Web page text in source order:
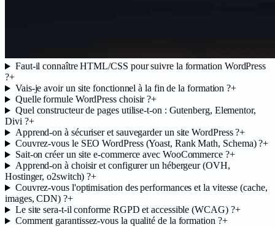
Faut-il connaître HTML/CSS pour suivre la formation WordPress
?+
Vais-je avoir un site fonctionnel à la fin de la formation ?+
Quelle formule WordPress choisir ?+
Quel constructeur de pages utilise-t-on : Gutenberg, Elementor,
Divi ?+
Apprend-on à sécuriser et sauvegarder un site WordPress ?+
Couvrez-vous le SEO WordPress (Yoast, Rank Math, Schema) ?+
Sait-on créer un site e-commerce avec WooCommerce ?+
Apprend-on à choisir et configurer un hébergeur (OVH,
Hostinger, o2switch) ?+
Couvrez-vous l'optimisation des performances et la vitesse (cache,
images, CDN) ?+
Le site sera-t-il conforme RGPD et accessible (WCAG) ?+
Comment garantissez-vous la qualité de la formation ?+